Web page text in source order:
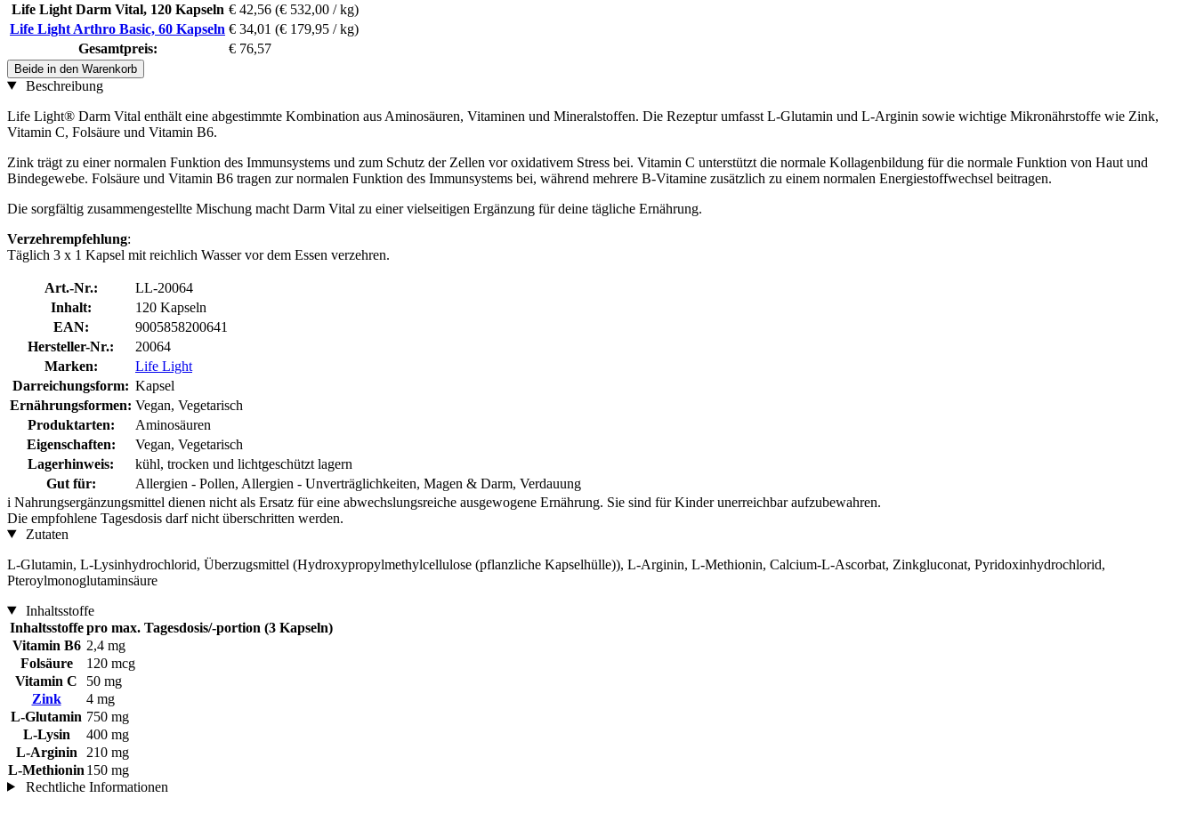
Life Light Darm Vital, 120 Kapseln € 42,56 (€ 532,00 / kg)
Life Light Arthro Basic, 60 Kapseln € 34,01 (€ 179,95 / kg)
Gesamtpreis:
€ 76,57
Beide in den Warenkorb
Beschreibung
Life Light® Darm Vital enthält eine abgestimmte Kombination aus Aminosäuren, Vitaminen und Mineralstoffen. Die Rezeptur umfasst L-Glutamin und L-Arginin sowie wichtige Mikronährstoffe wie Zink,
Vitamin C, Folsäure und Vitamin B6.
Zink trägt zu einer normalen Funktion des Immunsystems und zum Schutz der Zellen vor oxidativem Stress bei. Vitamin C unterstützt die normale Kollagenbildung für die normale Funktion von Haut und
Bindegewebe. Folsäure und Vitamin B6 tragen zur normalen Funktion des Immunsystems bei, während mehrere B-Vitamine zusätzlich zu einem normalen Energiestoffwechsel beitragen.
Die sorgfältig zusammengestellte Mischung macht Darm Vital zu einer vielseitigen Ergänzung für deine tägliche Ernährung.
Verzehrempfehlung:
Täglich 3 x 1 Kapsel mit reichlich Wasser vor dem Essen verzehren.
Art.-Nr.:
LL-20064
Inhalt:
120 Kapseln
EAN:
9005858200641
Hersteller-Nr.:
20064
Marken:
Life Light
Darreichungsform: Kapsel
Ernährungsformen: Vegan, Vegetarisch
Produktarten:
Aminosäuren
Eigenschaften:
Vegan, Vegetarisch
Lagerhinweis:
kühl, trocken und lichtgeschützt lagern
Gut für:
Allergien - Pollen, Allergien - Unverträglichkeiten, Magen & Darm, Verdauung
i Nahrungsergänzungsmittel dienen nicht als Ersatz für eine abwechslungsreiche ausgewogene Ernährung. Sie sind für Kinder unerreichbar aufzubewahren.
Die empfohlene Tagesdosis darf nicht überschritten werden.
Zutaten
L-Glutamin, L-Lysinhydrochlorid, Überzugsmittel (Hydroxypropylmethylcellulose (pflanzliche Kapselhülle)), L-Arginin, L-Methionin, Calcium-L-Ascorbat, Zinkgluconat, Pyridoxinhydrochlorid,
Pteroylmonoglutaminsäure
Inhaltsstoffe
Inhaltsstoffe pro max. Tagesdosis/-portion (3 Kapseln)
Vitamin B6 2,4 mg
Folsäure
120 mcg
Vitamin C
50 mg
Zink
4 mg
L-Glutamin 750 mg
L-Lysin
400 mg
L-Arginin
210 mg
L-Methionin 150 mg
Rechtliche Informationen